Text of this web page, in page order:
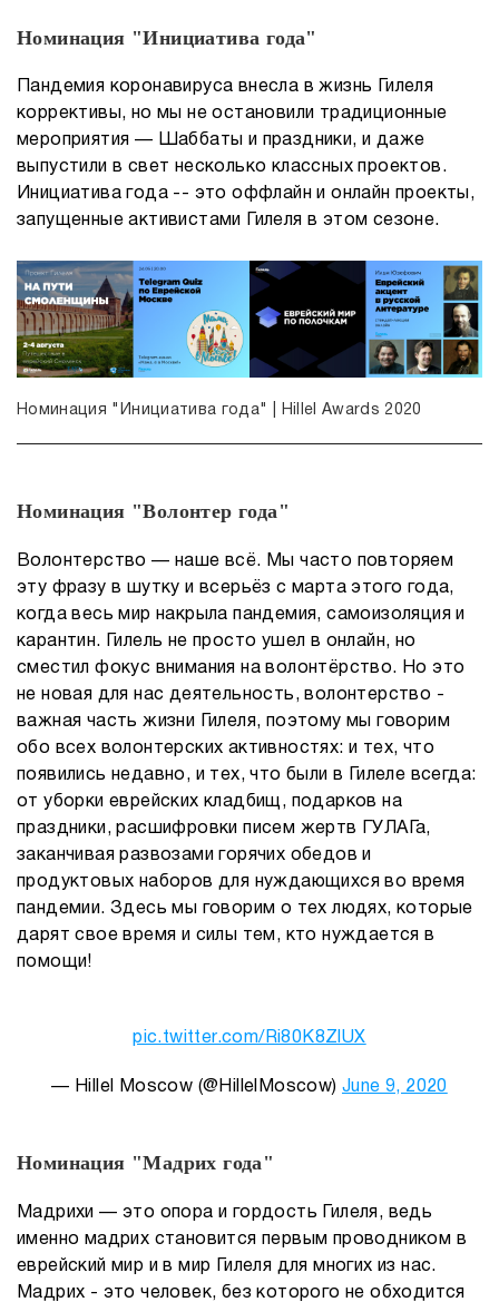
Номинация "Инициатива года"
Пандемия коронавируса внесла в жизнь Гилеля
коррективы, но мы не остановили традиционные
мероприятия — Шаббаты и праздники, и даже
выпустили в свет несколько классных проектов.
Инициатива года -- это оффлайн и онлайн проекты,
запущенные активистами Гилеля в этом сезоне.
Номинация "Инициатива года" | Hillel Awards 2020
Номинация "Волонтер года"
Волонтерство — наше всё. Мы часто повторяем
эту фразу в шутку и всерьёз с марта этого года,
когда весь мир накрыла пандемия, самоизоляция и
карантин. Гилель не просто ушел в онлайн, но
сместил фокус внимания на волонтёрство. Но это
не новая для нас деятельность, волонтерство -
важная часть жизни Гилеля, поэтому мы говорим
обо всех волонтерских активностях: и тех, что
появились недавно, и тех, что были в Гилеле всегда:
от уборки еврейских кладбищ, подарков на
праздники, расшифровки писем жертв ГУЛАГа,
заканчивая развозами горячих обедов и
продуктовых наборов для нуждающихся во время
пандемии. Здесь мы говорим о тех людях, которые
дарят свое время и силы тем, кто нуждается в
помощи!
pic.twitter.com/Ri80K8ZlUX
— Hillel Moscow (@HillelMoscow) June 9, 2020
Номинация "Мадрих года"
Мадрихи — это опора и гордость Гилеля, ведь
именно мадрих становится первым проводником в
еврейский мир и в мир Гилеля для многих из нас.
Мадрих - это человек, без которого не обходится